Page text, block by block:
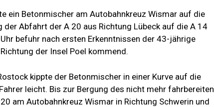
ein Betonmischer am Autobahnkreuz Wismar auf die
Abfahrt der A 20 aus Richtung Lübeck auf die A 14
befuhr nach ersten Erkenntnissen der 43-jährige
der Insel Poel kommend.
kippte der Betonmischer in einer Kurve auf die
leicht. Bis zur Bergung des nicht mehr fahrbereiten
am Autobahnkreuz Wismar in Richtung Schwerin und